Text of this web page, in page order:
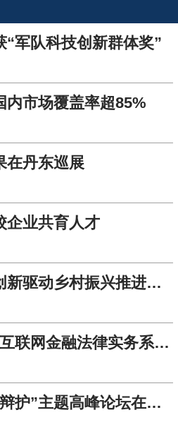
“军队科技创新群体奖”
内市场覆盖率超85%
在丹东巡展
企业共育人才
辽宁（盘锦）科技创新驱动乡村振兴推进会议召开
大连沙河口区举办“互联网金融法律实务系列培训”
“金融犯罪的预防与辩护”主题高峰论坛在连举行